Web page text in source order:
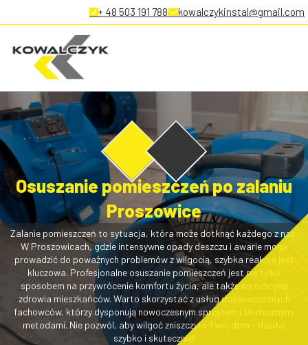
+ 48 503 191 788 kowalczykinstal@gmail.com
Osuszanie pomieszczeń po zalaniu
Proszowice
Zalanie pomieszczeń to sytuacja, która może dotknąć każdego z nas.
W Proszowicach, gdzie intensywne opady deszczu i awarie mogą
prowadzić do poważnych problemów z wilgocią, szybka reakcja jest
kluczowa. Profesjonalne osuszanie pomieszczeń jest nie tylko
sposobem na przywrócenie komfortu życia, ale także na ochronę
zdrowia mieszkańców. Warto skorzystać z usług doświadczonych
fachowców, którzy dysponują nowoczesnym sprzętem i skutecznymi
metodami. Nie pozwól, aby wilgoć zniszczyła Twój dom – działaj
szybko i skutecznie!